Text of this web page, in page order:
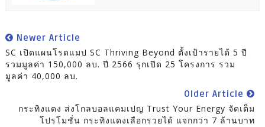
Newer Article
SC เปิดแผนโรดแมป SC Thriving Beyond ตั้งเป้ารายได้ 5 ปี
รวมมูลค่า 150,000 ลบ. ปี 2566 รุกเปิด 25 โครงการ รวม
มูลค่า 40,000 ลบ.
Older Article
กระทิงแดง ส่งโกลบอลแคมเปญ Trust Your Energy จัดเต็ม
โปรโมชั่น กระทิงแดงเลือกรวยได้ แจกกว่า 7 ล้านบาท